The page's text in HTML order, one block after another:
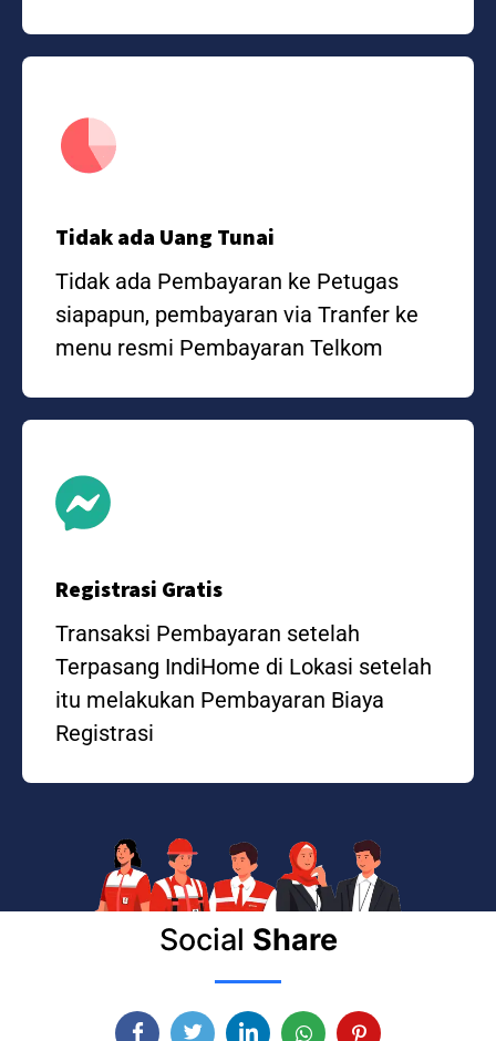
Tidak ada Uang Tunai
Tidak ada Pembayaran ke Petugas
siapapun, pembayaran via Tranfer ke
menu resmi Pembayaran Telkom
Registrasi Gratis
Transaksi Pembayaran setelah
Terpasang IndiHome di Lokasi setelah
itu melakukan Pembayaran Biaya
Registrasi
Social Share